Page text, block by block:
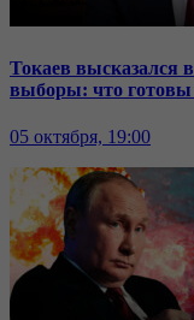
Токаев высказался
выборы: что готовы
05 октября, 19:00